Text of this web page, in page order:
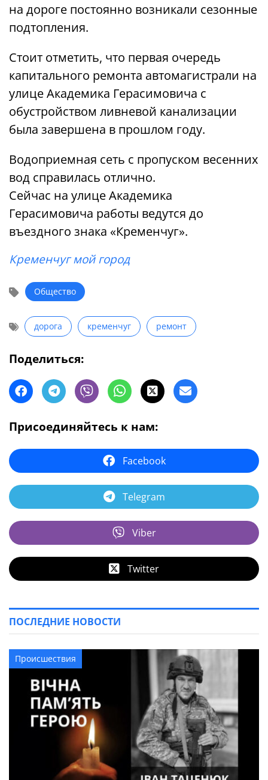
на дороге постоянно возникали сезонные
подтопления.
Стоит отметить, что первая очередь
капитального ремонта автомагистрали на
улице Академика Герасимовича с
обустройством ливневой канализации
была завершена в прошлом году.
Водоприемная сеть с пропуском весенних
вод справилась отлично.
Сейчас на улице Академика
Герасимовича работы ведутся до
въездного знака «Кременчуг».
Кременчуг мой город
Общество
дорога кременчуг ремонт
Поделиться:
Присоединяйтесь к нам:
Facebook
Telegram
Viber
Twitter
ПОСЛЕДНИЕ НОВОСТИ
Происшествия